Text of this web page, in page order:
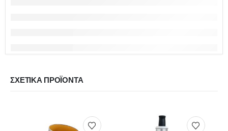
ΣΧΕΤΙΚΆ ΠΡΟΪΌΝΤΑ